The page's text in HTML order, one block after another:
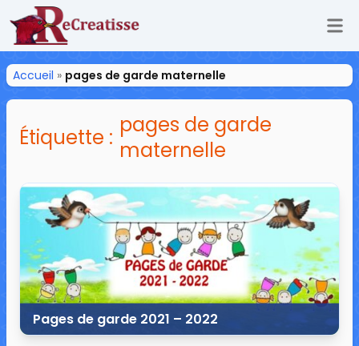
ReCreatisse
Accueil » pages de garde maternelle
Étiquette : pages de garde
maternelle
Pages de garde 2021 – 2022